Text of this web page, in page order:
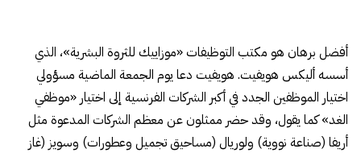
أفضل برهان هو مكتب التوظيفات «موزاييك للثروة البشرية»، الذي
أسسه أليكس هويفيت. هويفيت دعا يوم الجمعة الماضية مسؤولي
اختيار الموظفين الجدد في أكبر الشركات الفرنسية إلى اختيار «موظفي
الغد» كما يقول، وقد حضر ممثلون عن معظم الشركات المدعوة مثل
أريفا (صناعة نووية) ولوريال (مساحيق تجميل وعطورات) وسويز (غاز